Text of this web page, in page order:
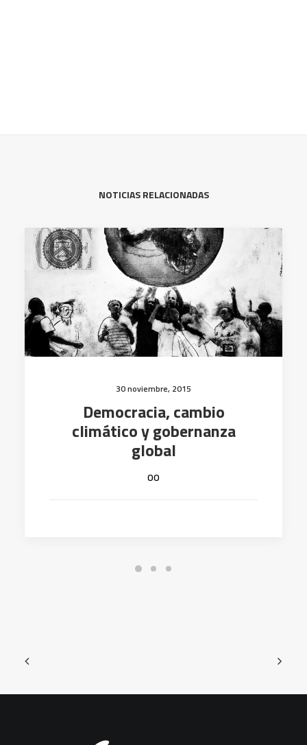
NOTICIAS RELACIONADAS
30 noviembre, 2015
Democracia, cambio
climático y gobernanza
global
oo